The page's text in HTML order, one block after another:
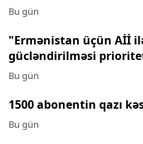
Bu gün
"Ermənistan üçün Aİİ
gücləndirilməsi
Bu gün
1500 abonentin qazı
Bu gün